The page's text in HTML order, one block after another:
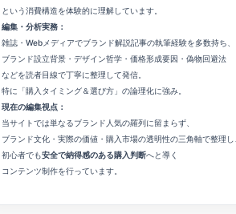
という消費構造を体験的に理解しています。
編集・分析実務：
雑誌・Webメディアでブランド解説記事の執筆経験を多数持ち、
ブランド設立背景・デザイン哲学・価格形成要因・偽物回避法
などを読者目線で丁寧に整理して発信。
特に「購入タイミング＆選び方」の論理化に強み。
現在の編集視点：
当サイトでは単なるブランド人気の羅列に留まらず、
ブランド文化・実際の価値・購入市場の透明性の三角軸で整理し
初心者でも安全で納得感のある購入判断へと導く
コンテンツ制作を行っています。